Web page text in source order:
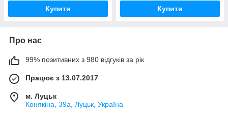
Купити Купити
Про нас
99% позитивних з 980 відгуків за рік
Працює з 13.07.2017
м. Луцьк
Конякіна, 39а, Луцьк, Україна